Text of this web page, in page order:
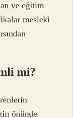
ve eğitim
mesleki
mi?
önünde